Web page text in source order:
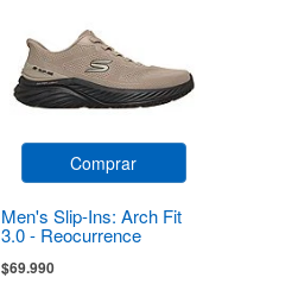
Comprar
Men's Slip-Ins: Arch Fit
3.0 - Reocurrence
$69.990